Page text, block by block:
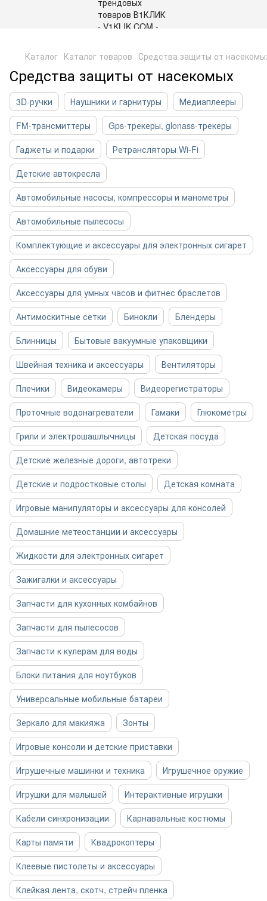
Каталог Каталог товаров Средства защиты от
Средства защиты от насекомых
3D-ручки Наушники и гарнитуры
Медиаплееры
FM-трансмиттеры
Gps-трекеры, glonass-трекеры
Гаджеты и подарки
Ретрансляторы Wi-Fi
Детские автокресла
Автомобильные насосы, компрессоры и манометры
Автомобильные пылесосы
Комплектующие и аксессуары для электронных сигарет
Аксессуары для обуви
Аксессуары для умных часов и фитнес браслетов
Антимоскитные сетки
Бинокли
Блендеры
Блинницы
Бытовые вакуумные упаковщики
Швейная техника и аксессуары
Вентиляторы
Плечики
Видеокамеры
Видеорегистраторы
Проточные водонагреватели
Гамаки
Глюкометры
Грили и электрошашлычницы
Детская посуда
Детские железные дороги, автотреки
Детские и подростковые столы
Детская комната
Игровые манипуляторы и аксессуары для консолей
Домашние метеостанции и аксессуары
Жидкости для электронных сигарет
Зажигалки и аксессуары
Запчасти для кухонных комбайнов
Запчасти для пылесосов
Запчасти к кулерам для воды
Блоки питания для ноутбуков
Универсальные мобильные батареи
Зеркало для макияжа
Зонты
Игровые консоли и детские приставки
Игрушечные машинки и техника
Игрушечное оружие
Игрушки для малышей
Интерактивные игрушки
Кабели синхронизации
Карнавальные костюмы
Карты памяти
Квадрокоптеры
Клеевые пистолеты и аксессуары
Клейкая лента, скотч, стрейч пленка